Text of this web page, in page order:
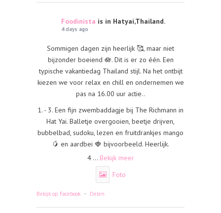
Foodinista is in Hatyai,Thailand.
4 days ago
Sommigen dagen zijn heerlijk 🥰, maar niet
bijzonder boeiend 🪷. Dit is er zo één. Een
typische vakantiedag Thailand stijl. Na het ontbijt
kiezen we voor relax en chill en ondernemen we
pas na 16.00 uur actie..
1. - 3. Een fijn zwembaddagje bij The Richmann in
Hat Yai. Balletje overgooien, beetje drijven,
bubbelbad, sudoku, lezen en fruitdrankjes mango
🥭 en aardbei 🍓 bijvoorbeeld. Heerlijk.
4 ... Bekijk meer
Foto
Bekijk op Facebook · Delen